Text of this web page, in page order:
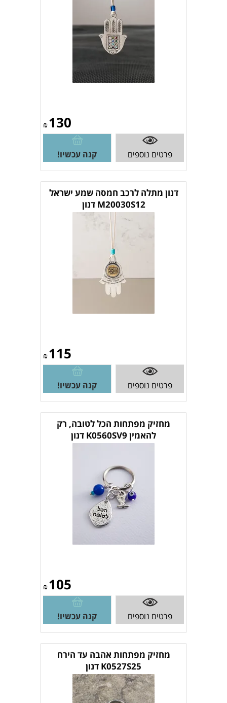
₪130
פרטים נוספים קנה עכשיו!
דנון מתלה לרכב חמסה שמע ישראל
M20030S12 דנון
₪115
פרטים נוספים קנה עכשיו!
מחזיק מפתחות הכל לטובה, רק
להאמין K0560SV9 דנון
₪105
פרטים נוספים קנה עכשיו!
מחזיק מפתחות אהבה עד הירח
K0527S25 דנון